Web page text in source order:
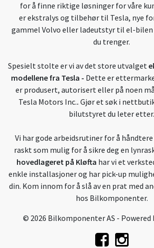
for å finne riktige løsninger for våre
er ekstralys og tilbehør til Tesla, nye
gammel Volvo eller ladeutstyr til el-bilen
du trenger.
Spesielt stolte er vi av det store utvalget
modellene fra Tesla - Dette er
er produsert, autorisert eller på noen
Tesla Motors Inc.. Gjør et søk i
bilutstyret du leter etter.
Vi har gode arbeidsrutiner for å
raskt som mulig for å sikre deg en
hovedlageret på Kløfta har vi et
enkle installasjoner og har pick-up
din. Kom innom for å slå av en prat med
hos Bilkomponenter.
© 2026 Bilkomponenter AS - Powered